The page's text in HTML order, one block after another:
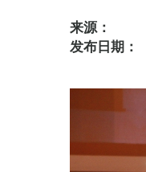
来源：
发布日期：